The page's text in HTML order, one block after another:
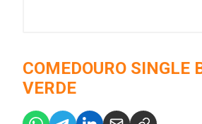
COMEDOURO SINGLE
VERDE